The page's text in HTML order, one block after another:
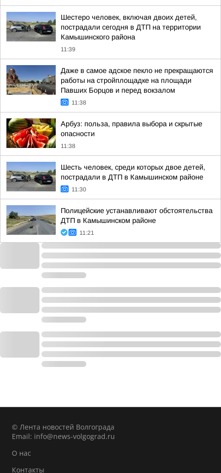
Шестеро человек, включая двоих детей,
пострадали сегодня в ДТП на территории
Камышинского района
11:39
Даже в самое адское пекло не прекращаются
работы на стройплощадке на площади
Павших Борцов и перед вокзалом
11:38
Арбуз: польза, правила выбора и скрытые
опасности
11:38
Шесть человек, среди которых двое детей,
пострадали в ДТП в Камышинском районе
11:30
Полицейские устанавливают обстоятельства
ДТП в Камышинском районе
11:21
© Лента новостей Волгограда
Email: info@news-volgograd.ru
О нас
Контакты